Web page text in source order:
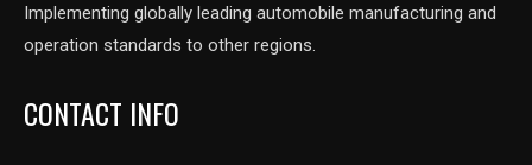
Implementing globally leading automobile manufacturing and
operation standards to other regions.
CONTACT INFO